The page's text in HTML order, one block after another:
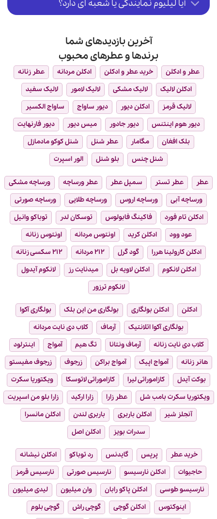
آیا لیلیوم نمایندگی یا شعبه ای دارد؟
آخرین بازدیدهای شما
برندها و عطرهای محبوب
عطر و ادکلن خرید عطر و ادکلن ادکلن مردانه
عطر زنانه
ادکلن لالیک
لالیک مشکی لالیک لامور
لالیک سفید
لالیک قرمز
ادکلن دیور دیور ساواج
ساواج الکسیر
دیور هوم اینتنس
دیور جادور میس دیور
دیور فارنهایت
بلک افغان
مگامار عطر شنل
شنل کوکو مادمازل
شنل چنس
بلو شنل الور اسپرت
عطر عطر تستر سمپل عطر عطر ورساچه
ورساچه مشکی
ورساچه آبی
ورساچه اروس ورساچه طلایی
ورساچه صورتی
ادکلن تام فورد
فاکینگ فابولوس توسکان لدر
توباکو وانیل
عود وود
ادکلن کرید اونتوس مردانه
اونتوس زنانه
ادکلن کارولینا هررا
گود گرل ۲۱۲ مردانه
۲۱۲ سکسی زنانه
ادکلن لانکوم
ادکلن لاویه بل میدنایت رز
لانکوم آیدول
لانکوم ترزور
ادکلن ادکلن بولگاری بولگاری من این بلک
بولگاری آکوا
بولگاری آکوا اتلانتیک
آرماف
کلاب دی نایت مردانه
کلاب دی نایت زنانه
آرماف ونتانا تگ هیم آمواج
اینترلود
هانر زنانه
آمواج اپیک آمواج براکن زرجوف
زرجوف مفیستو
بوکت آیدل
کازاموراتی لیرا کازاموراتی لاتوسکا
ویکتوریا سکرت
ویکتوریا سکرت بامب شل
عطر زارا زارا ارکید
زارا بلو من اسپریت
آنجلز شیر
ادکلن باربری باربری لندن
ادکلن مانسرا
سدرات بویز
ادکلن اصل
خرید عطر پرپس گایدنس رد توباکو
ادکلن نیشانه
حاجیوات
ادکلن نارسیسو نارسیس صورتی
نارسیس قرمز
نارسیسو طوسی
ادکلن پاکو رابان وان میلیون
لیدی میلیون
اینوکتوس
ادکلن گوچی گوچی راش
گوچی بلوم